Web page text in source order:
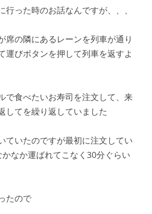
った時のお話なんですが、、、
席の隣にあるレーンを列車が通り
運びボタンを押して列車を返すよ
で食べたいお寿司を注文して、来
してを繰り返していました
ていたのですが最初に注文してい
なか運ばれてこなく30分ぐらい
たので